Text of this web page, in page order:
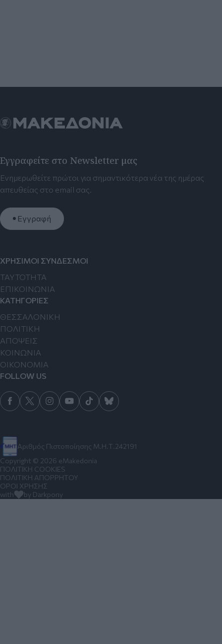
Εγγραφείτε στο Newsletter μας
Ενημερωθείτε πρώτοι για σημαντικότερα νέα της ημέρας
απευθείας στο email σας.
Εγγραφή
Αριθμός Πιστοποίησης Μ.Η.Τ.242191
ΧΡΗΣΙΜΟΙ ΣΥΝΔΕΣΜΟΙ
TAYTOTHTA
ΕΠΙΚΟΙΝΩΝΙΑ
ΚΑΤΗΓΟΡΙΕΣ
ΘΕΣΣΑΛΟΝΙΚΗ
ΠΟΛΙΤΙΚΗ
ΑΠΟΨΕΙΣ
ΚΟΙΝΩΝΙΑ
ΟΙΚΟΝΟΜΙΑ
FOLLOW US
Copyright © 2026 eMakedonia
ΠΟΛΙΤΙΚΗ COOKIES
ΠΟΛΙΤΙΚΗ ΑΠΟΡΡΗΤΟΥ
ΟΡΟΙ ΧΡΗΣΗΣ
with
by Darkpony